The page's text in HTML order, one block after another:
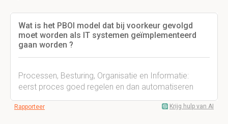
Wat is het PBOI model dat bij voorkeur gevolgd
moet worden als IT systemen geïmplementeerd
gaan worden ?
Processen, Besturing, Organisatie en Informatie:
eerst proces goed regelen en dan automatiseren
Rapporteer Krijg hulp van AI